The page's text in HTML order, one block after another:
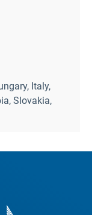
Italy,
Slovakia,